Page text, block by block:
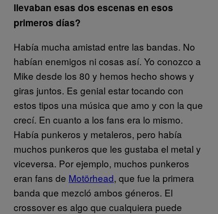
llevaban esas dos escenas en esos
primeros días?
Había mucha amistad entre las bandas. No
habían enemigos ni cosas así. Yo conozco a
Mike desde los 80 y hemos hecho shows y
giras juntos. Es genial estar tocando con
estos tipos una música que amo y con la que
crecí. En cuanto a los fans era lo mismo.
Había punkeros y metaleros, pero había
muchos punkeros que les gustaba el metal y
viceversa. Por ejemplo, muchos punkeros
eran fans de Motörhead, que fue la primera
banda que mezcló ambos géneros. El
crossover es algo que cualquiera puede